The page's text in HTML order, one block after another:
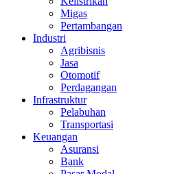
Migas
Pertambangan
Industri
Agribisnis
Jasa
Otomotif
Perdagangan
Infrastruktur
Pelabuhan
Transportasi
Keuangan
Asuransi
Bank